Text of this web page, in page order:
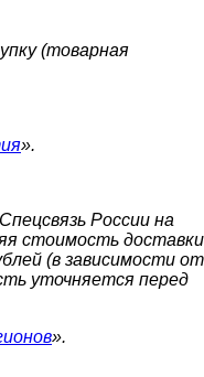
(товарная
».
России на
стоимость доставки
(в зависимости от
уточняется перед
».